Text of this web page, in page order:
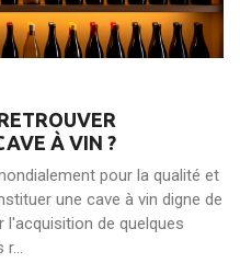
À VIN ?
pour la qualité et
une cave à vin digne de
l'acquisition de quelques
r...